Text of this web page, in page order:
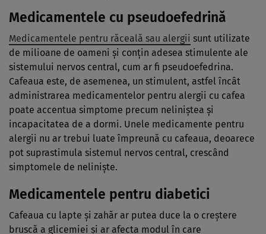
Medicamentele cu pseudoefedrină
Medicamentele pentru răceală sau alergii sunt utilizate
de milioane de oameni și conțin adesea stimulente ale
sistemului nervos central, cum ar fi pseudoefedrina.
Cafeaua este, de asemenea, un stimulent, astfel încât
administrarea medicamentelor pentru alergii cu cafea
poate accentua simptome precum neliniștea și
incapacitatea de a dormi. Unele medicamente pentru
alergii nu ar trebui luate împreună cu cafeaua, deoarece
pot suprastimula sistemul nervos central, crescând
simptomele de neliniște.
Medicamentele pentru diabetici
Cafeaua cu lapte și zahăr ar putea duce la o creștere
bruscă a glicemiei și ar afecta modul în care